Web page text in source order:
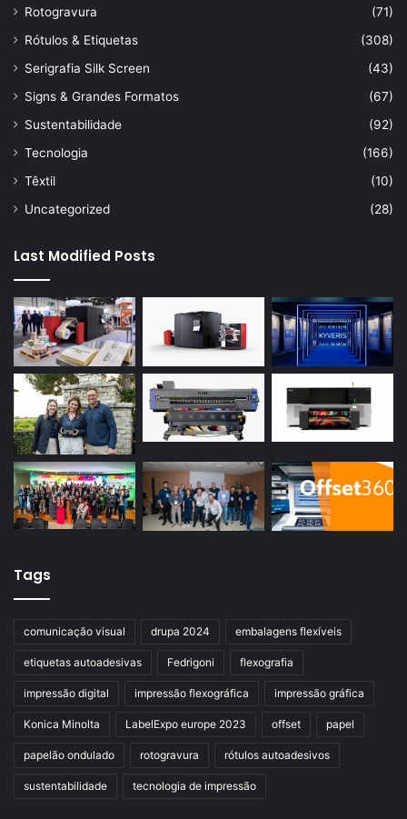
Rotogravura
(71)
Rótulos & Etiquetas
(308)
Serigrafia Silk Screen
(43)
Signs & Grandes Formatos
(67)
Sustentabilidade
(92)
Tecnologia
(166)
Têxtil
(10)
Uncategorized
(28)
Last Modified Posts
Tags
comunicação visual drupa 2024 embalagens flexíveis
etiquetas autoadesivas Fedrigoni flexografia
impressão digital impressão flexográfica impressão gráfica
Konica Minolta LabelExpo europe 2023 offset papel
papelão ondulado rotogravura rótulos autoadesivos
sustentabilidade tecnologia de impressão